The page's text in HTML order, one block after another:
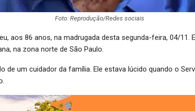
Foto: Reprodução/Redes sociais
aos 86 anos, na madrugada desta segunda-feira, 04/11.
na zona norte de São Paulo.
de um cuidador da família. Ele estava lúcido quando o